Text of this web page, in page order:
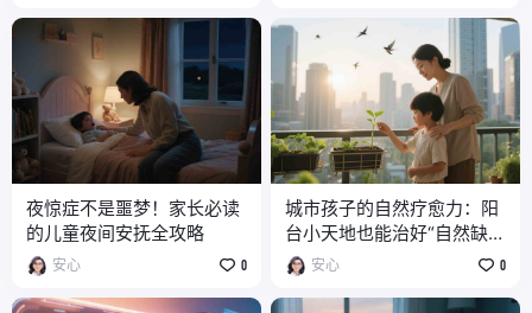
夜惊症不是噩梦！家长必读
的儿童夜间安抚全攻略
安心 0
城市孩子的自然疗愈力：阳
台小天地也能治好“自然缺失
症” 安心 0